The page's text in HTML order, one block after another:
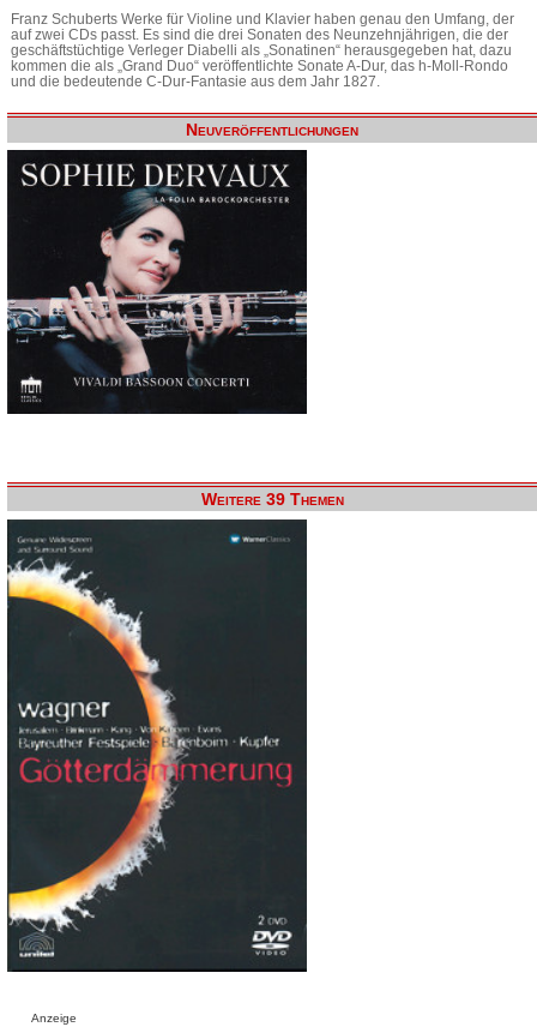
Franz Schuberts Werke für Violine und Klavier haben genau den Umfang, der
auf zwei CDs passt. Es sind die drei Sonaten des Neunzehnjährigen, die der
geschäftstüchtige Verleger Diabelli als „Sonatinen“ herausgegeben hat, dazu
kommen die als „Grand Duo“ veröffentlichte Sonate A-Dur, das h-Moll-Rondo
und die bedeutende C-Dur-Fantasie aus dem Jahr 1827.
Neuveröffentlichungen
Weitere 39 Themen
Anzeige